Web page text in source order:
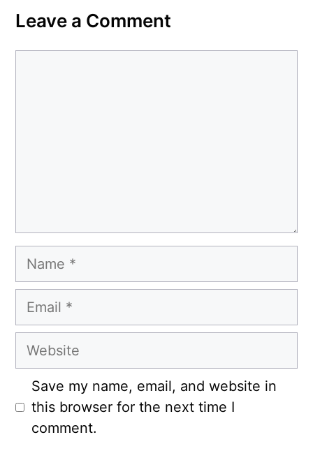
Leave a Comment
Name
Email
Website
Save my name, email, and website in
this browser for the next time I
comment.